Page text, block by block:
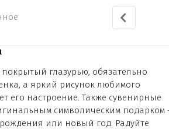
глазурью, обязательно
а яркий рисунок любимого
его настроение. Также сувенирные
символическим подарком
или новый год. Радуйте